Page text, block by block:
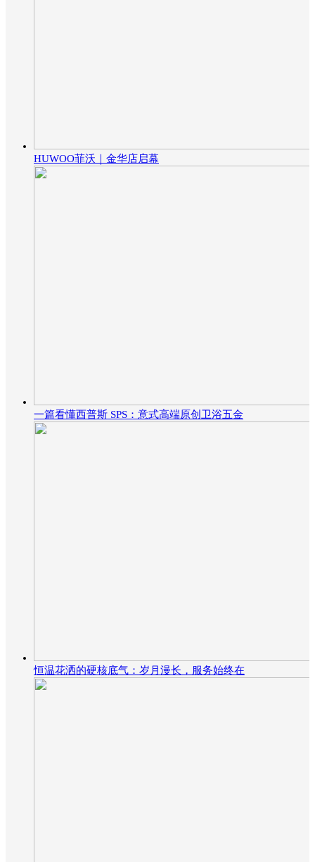
HUWOO菲沃｜金华店启幕
一篇看懂西普斯 SPS：意式高端原创卫浴五金
恒温花洒的硬核底气：岁月漫长，服务始终在